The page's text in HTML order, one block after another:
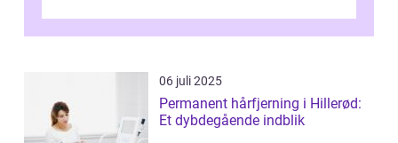
innova...
06 juli 2025
Permanent hårfjerning i Hillerød:
Et dybdegående indblik